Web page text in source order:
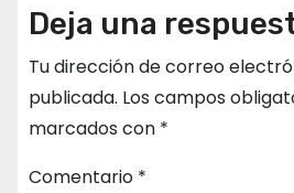
Deja una
Tu dirección de correo
publicada. Los campos
marcados con *
Comentario *